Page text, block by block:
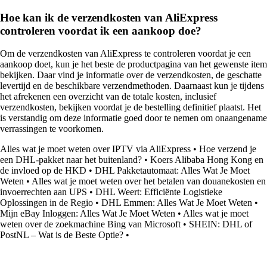
Hoe kan ik de verzendkosten van AliExpress
controleren voordat ik een aankoop doe?
Om de verzendkosten van AliExpress te controleren voordat je een
aankoop doet, kun je het beste de productpagina van het gewenste item
bekijken. Daar vind je informatie over de verzendkosten, de geschatte
levertijd en de beschikbare verzendmethoden. Daarnaast kun je tijdens
het afrekenen een overzicht van de totale kosten, inclusief
verzendkosten, bekijken voordat je de bestelling definitief plaatst. Het
is verstandig om deze informatie goed door te nemen om onaangename
verrassingen te voorkomen.
Alles wat je moet weten over IPTV via AliExpress • Hoe verzend je
een DHL-pakket naar het buitenland? • Koers Alibaba Hong Kong en
de invloed op de HKD • DHL Pakketautomaat: Alles Wat Je Moet
Weten • Alles wat je moet weten over het betalen van douanekosten en
invoerrechten aan UPS • DHL Weert: Efficiënte Logistieke
Oplossingen in de Regio • DHL Emmen: Alles Wat Je Moet Weten •
Mijn eBay Inloggen: Alles Wat Je Moet Weten • Alles wat je moet
weten over de zoekmachine Bing van Microsoft • SHEIN: DHL of
PostNL – Wat is de Beste Optie? •